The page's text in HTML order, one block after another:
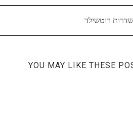
שדרות רוטשילד
YOU MAY LIKE THESE